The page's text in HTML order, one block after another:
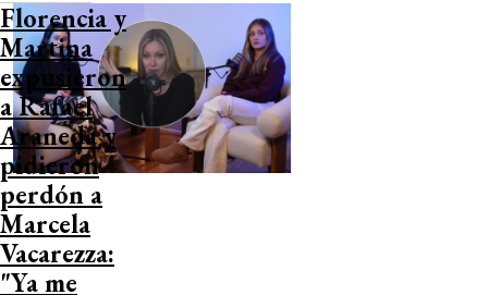
Florencia y
Martina
expusieron
a Rafael
Araneda y
pidieron
perdón a
Marcela
Vacarezza:
"Ya me